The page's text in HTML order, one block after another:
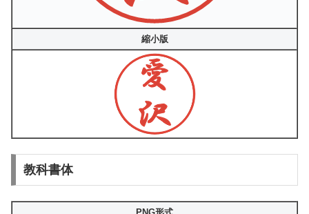
縮小版
教科書体